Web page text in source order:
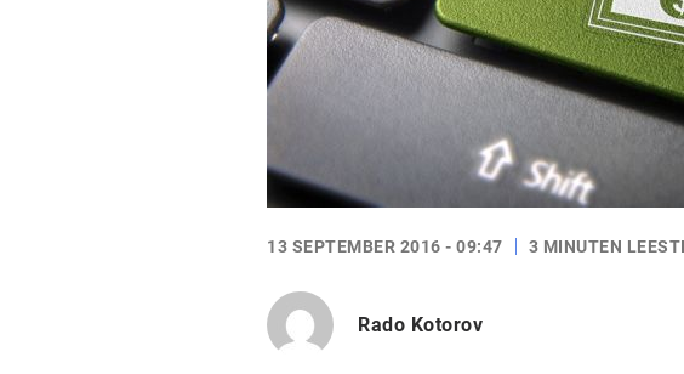
13 SEPTEMBER 2016 - 09:47 3 MINUTEN
Rado Kotorov